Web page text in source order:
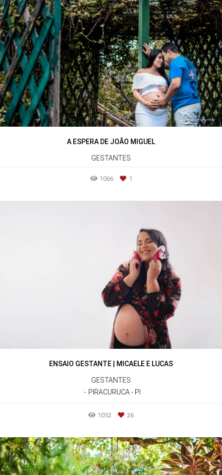
A ESPERA DE JOÃO MIGUEL
GESTANTES
1066 1
ENSAIO GESTANTE | MICAELE E LUCAS
GESTANTES
PIRACURUCA - PI
1052 26